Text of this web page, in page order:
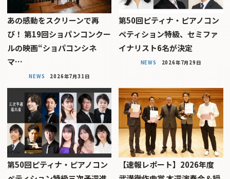
あの感動をスクリーンで再
び！ 第19回ショパンコンクー
ルの映画“ショパコンシネ
マ…
NEWS 2026年7月31日
第50回ピティナ・ピアノコン
ペティション特級、セミファ
イナリスト6名が決定
NEWS 2026年7月29日
第50回ピティナ・ピアノコン
【速報レポート】2026年度